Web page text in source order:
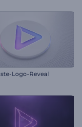
Logo-Reveal